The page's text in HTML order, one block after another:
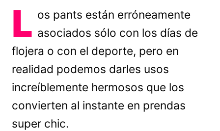
L os pants están erróneamente
asociados sólo con los días de
flojera o con el deporte, pero en
realidad podemos darles usos
increíblemente hermosos que los
convierten al instante en prendas
super chic.